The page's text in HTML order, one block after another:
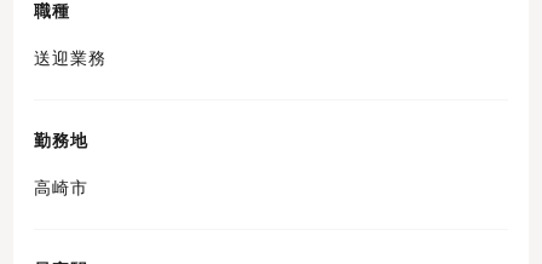
職種
送迎業務
勤務地
高崎市